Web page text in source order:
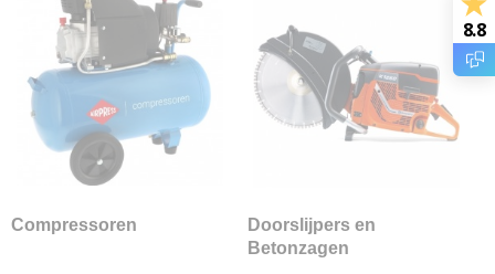
Compressoren
Doorslijpers en
Betonzagen
8.8